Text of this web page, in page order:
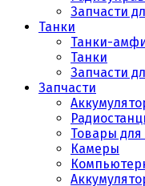
Запчасти
Танки
Танки-
Танки
Запчасти
Запчасти
Товары для
Камеры